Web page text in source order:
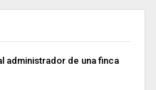
administrador de una finca